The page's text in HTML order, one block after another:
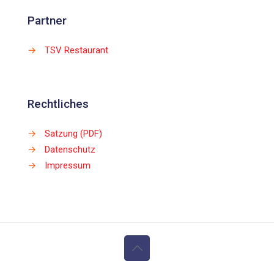
Partner
→ TSV Restaurant
Rechtliches
→
Satzung (PDF)
→
Datenschutz
→
Impressum